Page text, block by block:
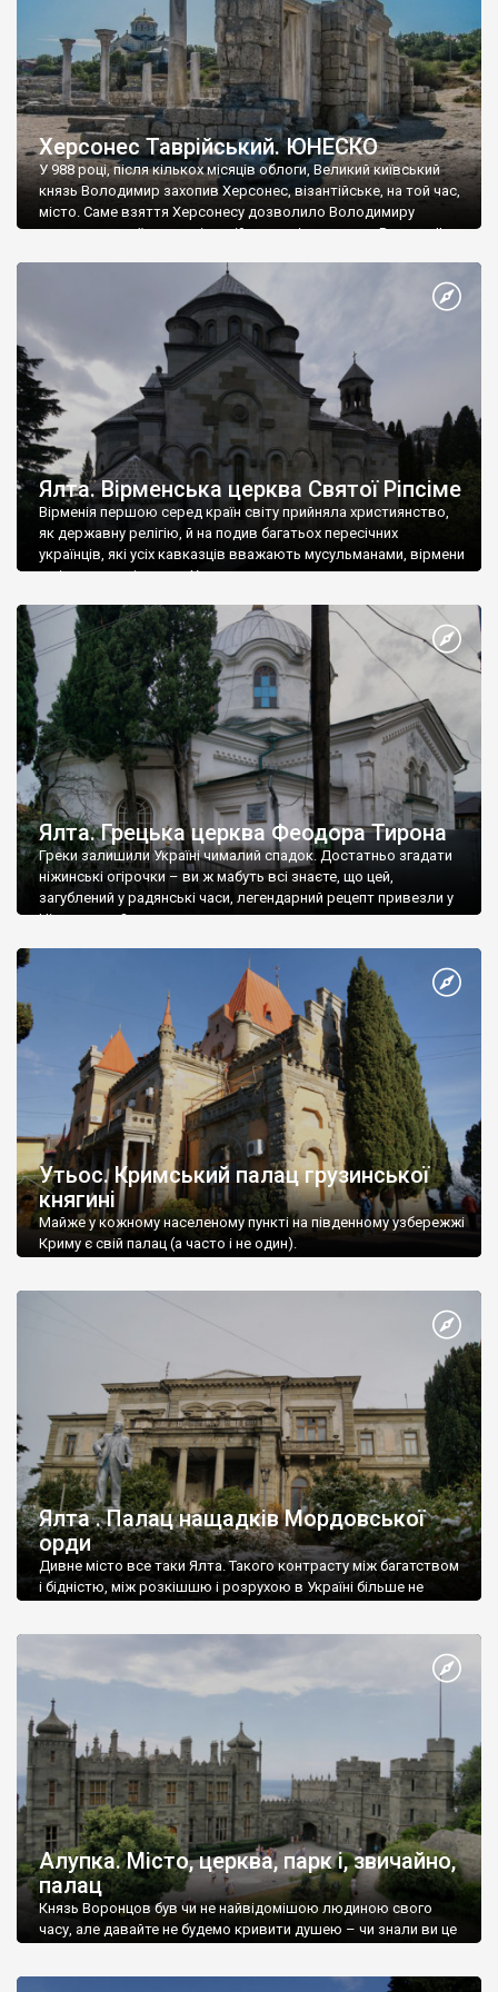
Херсонес Таврійський. ЮНЕСКО
У 988 році, після кількох місяців облоги, Великий київський
князь Володимир захопив Херсонес, візантійське, на той час,
місто. Саме взяття Херсонесу дозволило Володимиру
диктувати свої умови візантійському імператору Василю ІІ, та
Херсонесі Володимир-язичник, став Василем-християнином.
А потім було Хрещення Русі. На честь Херсонесу Таврійського
Ялта. Вірменська церква Святої Ріпсіме
Вірменія першою серед країн світу прийняла християнство,
як державну релігію, й на подив багатьох пересічних
українців, які усіх кавказців вважають мусульманами, вірмени
є відданими вірянами Христа
Ялта. Грецька церква Феодора Тирона
Греки залишили Україні чималий спадок. Достатньо згадати
ніжинські огірочки – ви ж мабуть всі знаєте, що цей,
загублений у радянські часи, легендарний рецепт привезли у
Ніжин греки?
Утьос. Кримський палац грузинської
княгині
Майже у кожному населеному пункті на південному узбережжі
Криму є свій палац (а часто і не один).
Ялта . Палац нащадків Мордовської
орди
Дивне місто все таки Ялта. Такого контрасту між багатством
і бідністю, між розкішшю і розрухою в Україні більше не
Алупка. Місто, церква, парк і, звичайно,
палац
Князь Воронцов був чи не найвідомішою людиною свого
часу, але давайте не будемо кривити душею – чи знали ви це